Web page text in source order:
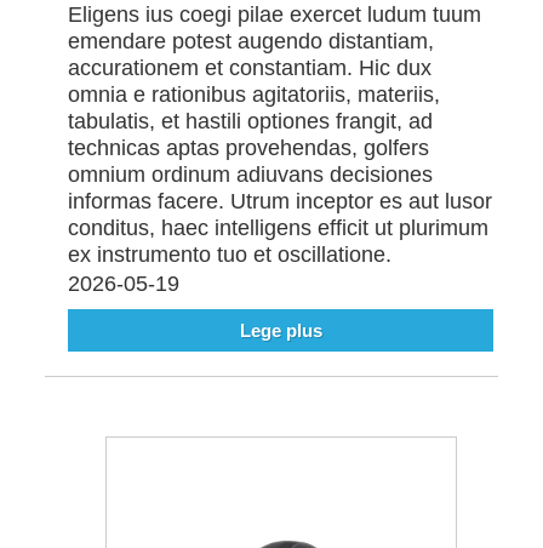
Eligens ius coegi pilae exercet ludum tuum
emendare potest augendo distantiam,
accurationem et constantiam. Hic dux
omnia e rationibus agitatoriis, materiis,
tabulatis, et hastili optiones frangit, ad
technicas aptas provehendas, golfers
omnium ordinum adiuvans decisiones
informas facere. Utrum inceptor es aut lusor
conditus, haec intelligens efficit ut plurimum
ex instrumento tuo et oscillatione.
2026-05-19
Lege plus